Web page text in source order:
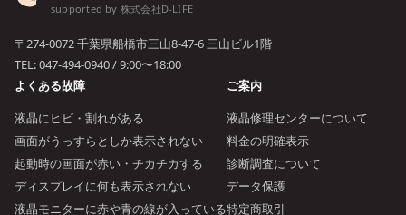
supported by 株式会社D-LIFE
〒274-0072 千葉県船橋市三山8-47-6 三山ビル1階
TEL:047-494-0940/ 9:00〜18:00
よくある故障
液晶にヒビ・割れがある
画面がうっすらとしか表示されない
起動時の画面が赤い・チカチカする
ディスプレイに何も表示されない
液晶モニターに赤や青の線が入っている
ご案内
液晶修理センターについて
料金の明確表示
診断調査について
データ保護
特定商取引